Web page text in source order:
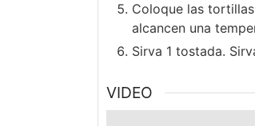
Coloque las
alcancen una
Sirva 1 tostada.
VIDEO